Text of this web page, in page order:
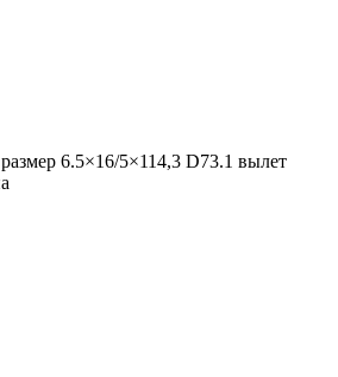
6.5×16/5×114,3 D73.1 вылет